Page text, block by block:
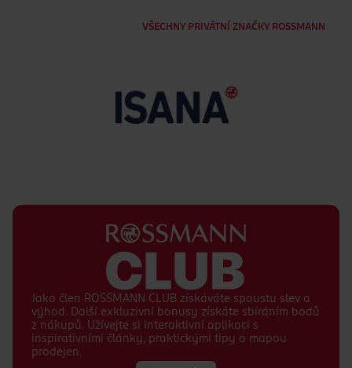
VŠECHNY PRIVÁTNÍ ZNAČKY ROSSMANN
Jako člen ROSSMANN CLUB získáváte spoustu slev a
výhod. Další exkluzivní bonusy získáte sbíráním bodů
z nákupů. Užívejte si interaktivní aplikaci s
inspirativními články, praktickými tipy a mapou
prodejen.